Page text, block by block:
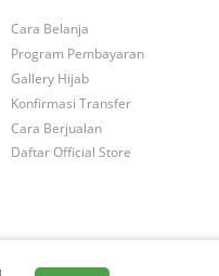
Cara Belanja
Program Pembayaran
Gallery Hijab
Konfirmasi Transfer
Cara Berjualan
Daftar Official Store